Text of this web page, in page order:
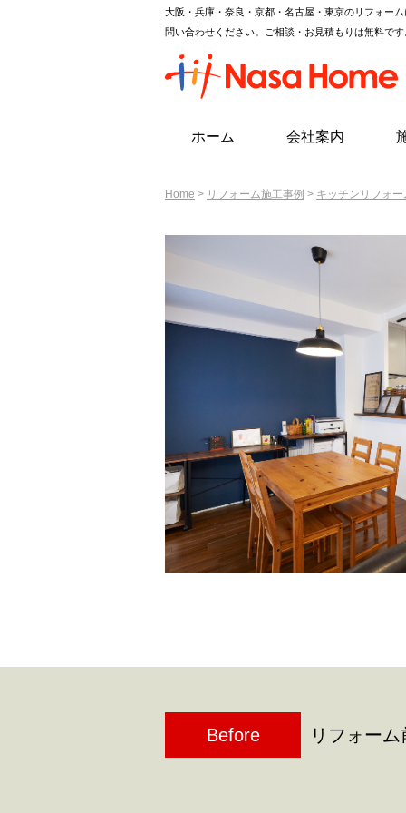
大阪・兵庫・奈良・京都・名古屋・東京のリフォー
問い合わせください。ご相談・お見積もりは無料です
ホーム 会社案内
Home > リフォーム施工事例 > キッチンリフォー
Before リフォーム